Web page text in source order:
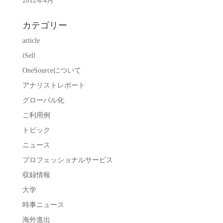
カテゴリー
article
iSell
OneSourceについて
アナリストレポート
グローバル化
ご利用例
トピック
ニュース
プロフェッショナルサービス
収録情報
大学
時事ニュース
海外進出